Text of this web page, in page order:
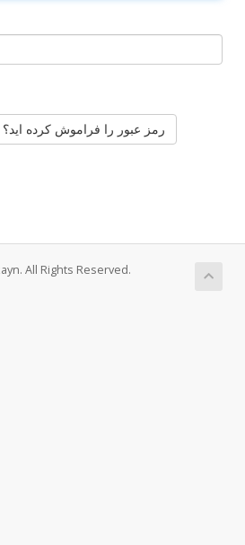
رمز عبور را فراموش کرده اید؟
All Rights Reserved.